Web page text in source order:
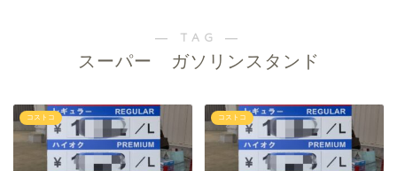
― TAG ―
スーパー ガソリンスタンド
コストコ コストコ